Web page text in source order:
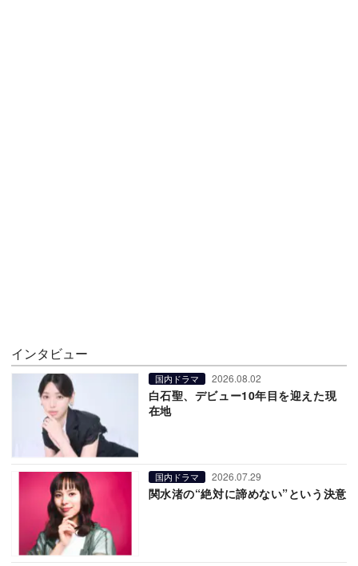
インタビュー
国内ドラマ 2026.08.02
白石聖、デビュー10年目を迎えた現
在地
国内ドラマ 2026.07.29
関水渚の“絶対に諦めない”という決意